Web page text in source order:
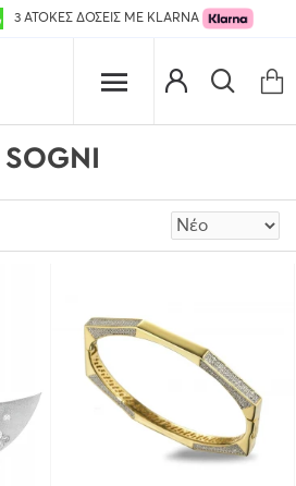
3 ΑΤΟΚΕΣ ΔΟΣΕΙΣ ΜΕ KLARNA
SOGNI